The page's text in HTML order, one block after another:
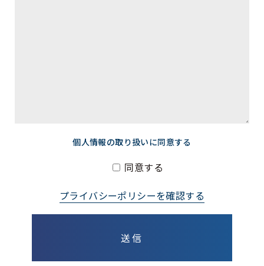
個人情報の取り扱いに同意する
同意する
プライバシーポリシーを確認する